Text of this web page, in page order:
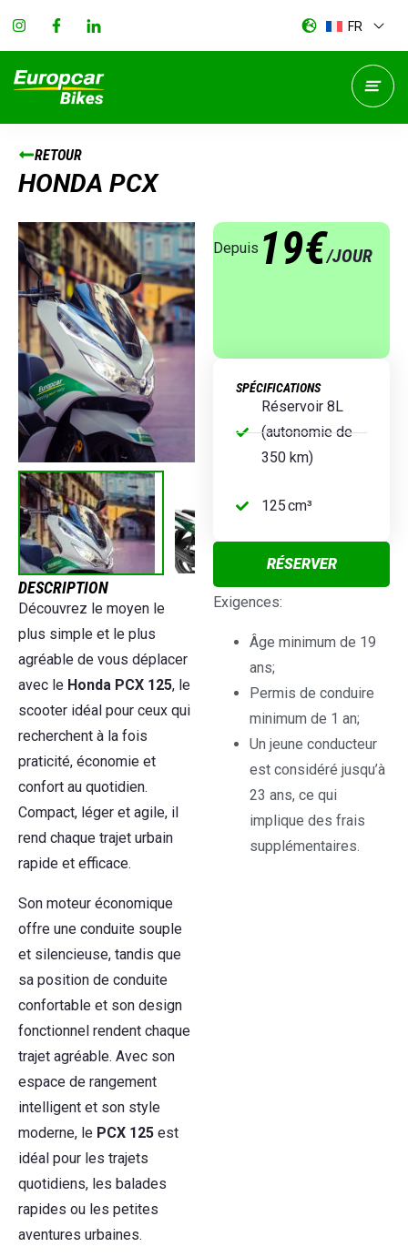
FR
RETOUR
HONDA PCX
DESCRIPTION
Découvrez le moyen le
plus simple et le plus
agréable de vous déplacer
avec le Honda PCX 125, le
scooter idéal pour ceux qui
recherchent à la fois
praticité, économie et
confort au quotidien.
Compact, léger et agile, il
rend chaque trajet urbain
rapide et efficace.
Son moteur économique
offre une conduite souple
et silencieuse, tandis que
sa position de conduite
confortable et son design
fonctionnel rendent chaque
trajet agréable. Avec son
espace de rangement
intelligent et son style
moderne, le PCX 125 est
idéal pour les trajets
quotidiens, les balades
rapides ou les petites
aventures urbaines.
Depuis 19€/JOUR
SPÉCIFICATIONS
Réservoir 8L
(autonomie de
350 km)
125 cm³
RÉSERVER
Exigences:
Âge minimum de 19
ans;
Permis de conduire
minimum de 1 an;
Un jeune conducteur
est considéré jusqu’à
23 ans, ce qui
implique des frais
supplémentaires.